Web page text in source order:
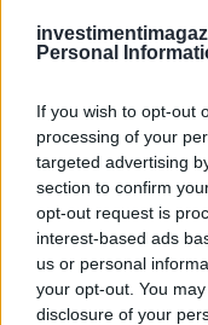
Personal
If you wish to opt-out
processing of your
targeted advertising
section to confirm
opt-out request is
interest-based ads
us or personal
your opt-out. You
disclosure of your
SpaceX in ascesa:
principali
Francesca Galli · 8 Ago 2026